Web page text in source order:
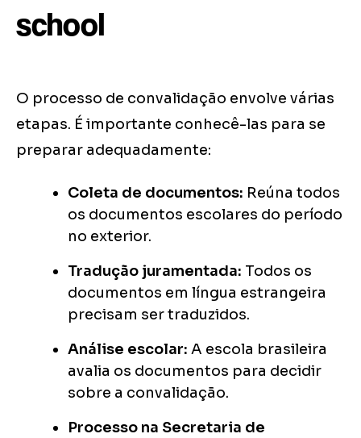
school
O processo de convalidação envolve várias
etapas. É importante conhecê-las para se
preparar adequadamente:
Coleta de documentos: Reúna todos
os documentos escolares do período
no exterior.
Tradução juramentada: Todos os
documentos em língua estrangeira
precisam ser traduzidos.
Análise escolar: A escola brasileira
avalia os documentos para decidir
sobre a convalidação.
Processo na Secretaria de